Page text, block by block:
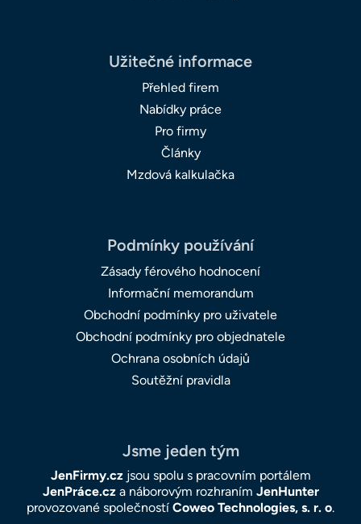
Užitečné informace
Přehled firem
Nabídky práce
Pro firmy
Články
Mzdová kalkulačka
Podmínky používání
Zásady férového hodnocení
Informační memorandum
Obchodní podmínky pro uživatele
Obchodní podmínky pro objednatele
Ochrana osobních údajů
Soutěžní pravidla
Jsme jeden tým
JenFirmy.czjsou spolu s pracovním portálem
JenPráce.cza náborovým rozhraním JenHunter
provozované společností Coweo Technologies, s. r. o.